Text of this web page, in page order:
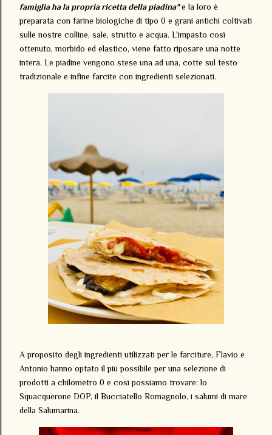
famiglia ha la propria ricetta della piadina"e la loro è
preparata con farine biologiche di tipo 0 e grani antichi coltivati
sulle nostre colline, sale, strutto e acqua. L'impasto così
ottenuto, morbido ed elastico, viene fatto riposare una notte
intera. Le piadine vengono stese una ad una, cotte sul testo
tradizionale e infine farcite con ingredienti selezionati.
A proposito degli ingredienti utilizzati per le farciture, Flavio e
Antonio hanno optato il più possibile per una selezione di
prodotti a chilometro 0 e così possiamo trovare: lo
Squacquerone DOP, il Bucciatello Romagnolo, i salumi di mare
della Salumarina.